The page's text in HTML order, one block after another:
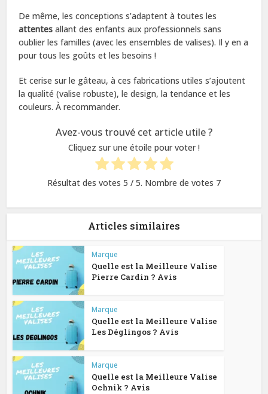
De même, les conceptions s’adaptent à toutes les
attentes allant des enfants aux professionnels sans
oublier les familles (avec les ensembles de valises). Il y en a
pour tous les goûts et les besoins !
Et cerise sur le gâteau, à ces fabrications utiles s’ajoutent
la qualité (valise robuste), le design, la tendance et les
couleurs. À recommander.
Avez-vous trouvé cet article utile ?
Cliquez sur une étoile pour voter !
Résultat des votes 5 / 5. Nombre de votes 7
Articles similaires
Marque
Quelle est la Meilleure Valise
Pierre Cardin ? Avis
Marque
Quelle est la Meilleure Valise
Les Déglingos ? Avis
Marque
Quelle est la Meilleure Valise
Ochnik ? Avis